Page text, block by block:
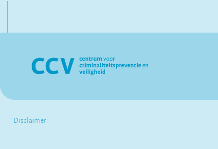
Disclaimer